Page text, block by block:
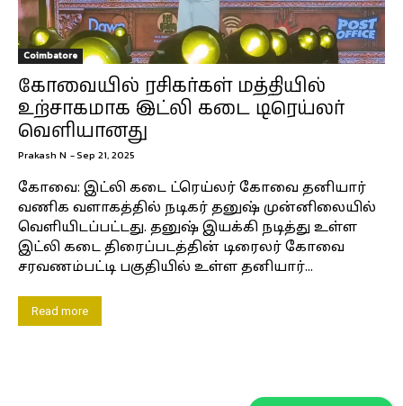
Coimbatore
கோவையில் ரசிகர்கள் மத்தியில்
உற்சாகமாக இட்லி கடை டிரெய்லர்
வெளியானது
Prakash N -Sep 21, 2025
கோவை: இட்லி கடை ட்ரெய்லர் கோவை தனியார்
வணிக வளாகத்தில் நடிகர் தனுஷ் முன்னிலையில்
வெளியிடப்பட்டது. தனுஷ் இயக்கி நடித்து உள்ள
இட்லி கடை திரைப்படத்தின் டிரைலர் கோவை
சரவணம்பட்டி பகுதியில் உள்ள தனியார்...
Read more